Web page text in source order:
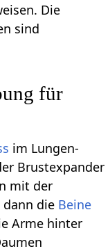
Die
sind
für
im Lungen-
Brustexpander
mit der
dann die Beine
Arme hinter